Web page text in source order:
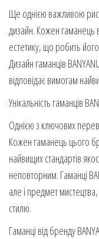
Ще однією важливою
дизайн. Кожен гаманець
естетику, що робить
Дизайн гаманців
відповідає вимогам
Унікальність гаманців
Однією з ключових
Кожен гаманець цього
найвищих стандартів
неповторним. Гаманці
але і предмет
стилю.
Гаманці від бренду